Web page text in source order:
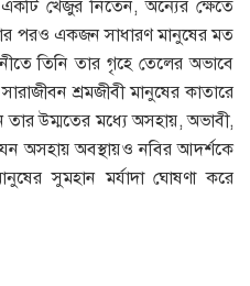
খেজুর নিতেন, অন্যের ক্ষেতে
পরও একজন সাধারণ মানুষের মত
তিনি তার গৃহে তেলের অভাবে
শ্রমজীবী মানুষের কাতারে
তার উম্মতের মধ্যে অসহায়, অভাবী,
অসহায় অবস্থায়ও নবির আদর্শকে
সুমহান মর্যাদা ঘোষণা করে